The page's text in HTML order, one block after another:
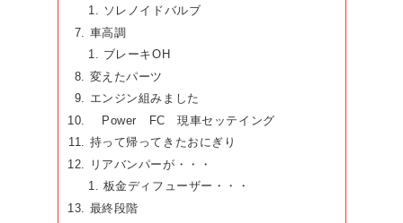
ソレノイドバルブ
車高調
ブレーキOH
変えたパーツ
エンジン組みました
Power FC 現車セッテイング
持って帰ってきたおにぎり
リアバンパーが・・・
板金ディフューザー・・・
最終段階